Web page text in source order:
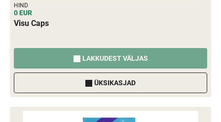
HIND
0 EUR
Visu Caps
LAKKUDEST VÄLJAS
ÜKSIKASJAD